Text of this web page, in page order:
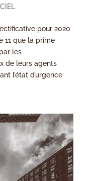
pour 2020
11 que la prime
les
de leurs agents
l’état d’urgence